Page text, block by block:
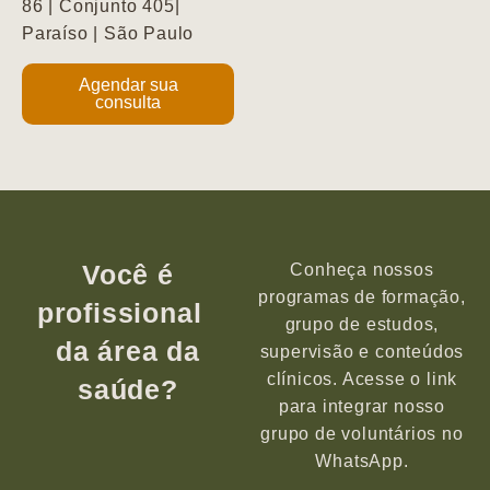
86 | Conjunto 405|
Paraíso | São Paulo
Agendar sua
consulta
Você é
profissional
da área da
saúde?
Conheça nossos
programas de formação,
grupo de estudos,
supervisão e conteúdos
clínicos. Acesse o link
para integrar nosso
grupo de voluntários no
WhatsApp.